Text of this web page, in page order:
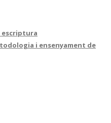
escriptura
i ensenyament de